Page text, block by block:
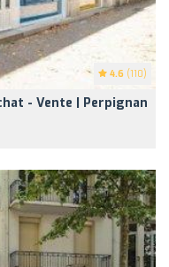
4.6 (110)
- Vente | Perpignan